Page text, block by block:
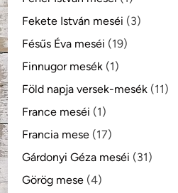
Fekete István meséi (3)
Fésűs Éva meséi (19)
Finnugor mesék (1)
Föld napja versek-mesék (11)
France meséi (1)
Francia mese (17)
Gárdonyi Géza meséi (31)
Görög mese (4)